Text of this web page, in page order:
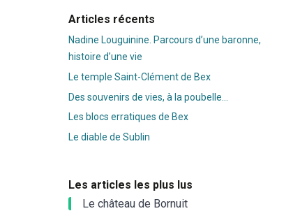
Articles récents
Nadine Louguinine. Parcours d’une baronne,
histoire d’une vie
Le temple Saint-Clément de Bex
Des souvenirs de vies, à la poubelle…
Les blocs erratiques de Bex
Le diable de Sublin
Les articles les plus lus
Le château de Bornuit